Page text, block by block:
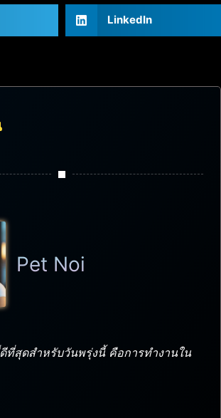
LinkedIn
Pet Noi
ที่สุดสำหรับวันพรุ่งนี้ คือการทำงานใน